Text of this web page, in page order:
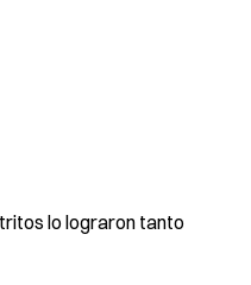
lo lograron tanto